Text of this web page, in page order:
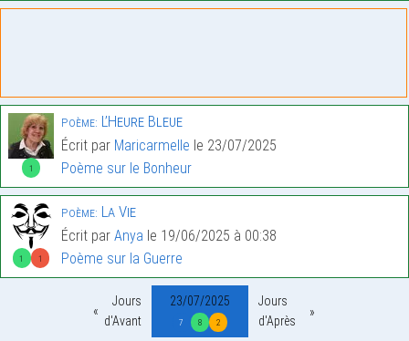
1
Poème: L’Heure Bleue
Écrit par Maricarmelle le 23/07/2025
Poème sur le Bonheur
1 1
Poème: La Vie
Écrit par Anya le 19/06/2025 à 00:38
Poème sur la Guerre
Jours
d'Avant
23/07/2025
7 8 2
Jours
d'Après